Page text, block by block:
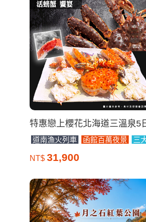
特惠戀上櫻花北海道三溫泉5日
道南漁火列車 函館百萬夜景 三
NT$31,900